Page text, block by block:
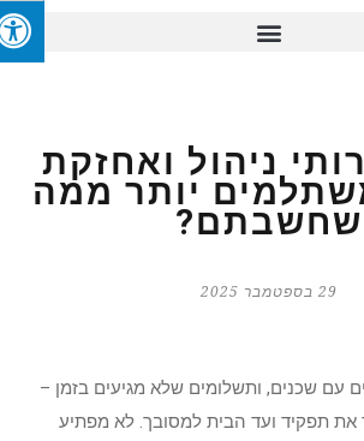
ניהול ואחזקת
יותר ממה
שחשבתם?
עם שכנים, ותשלומים שלא מגיעים בזמן –
תפקיד ועד הבית למסובך. לא מפתיע